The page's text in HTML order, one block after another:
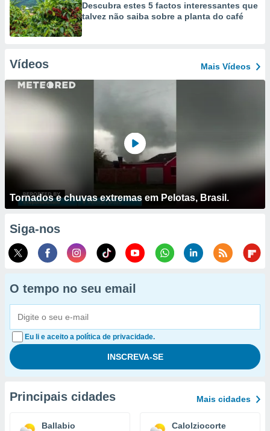
Descubra estes 5 factos interessantes que
talvez não saiba sobre a planta do café
Vídeos Mais Vídeos
Tornados e chuvas extremas em Pelotas, Brasil.
Siga-nos
O tempo no seu email
Eu li e aceito a política de privacidade.
Principais cidades Mais cidades
Ballabio Calolziocorte